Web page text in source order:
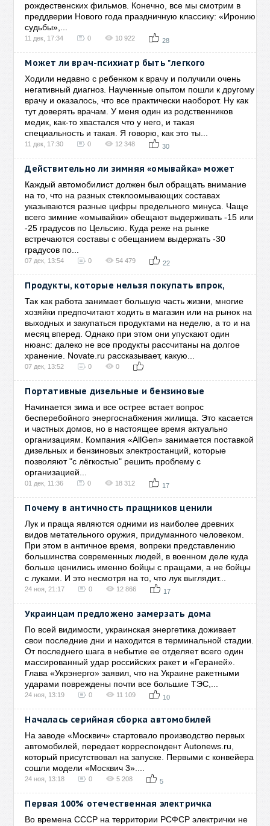
рождественских фильмов. Конечно, все мы смотрим в
преддверии Нового года праздничную классику: «Иронию
судьбы»,...
11 дек, 17:34 0 10 922 28
Может ли врач-психиатр быть "легкого
Ходили недавно с ребенком к врачу и получили очень
негативный диагноз. Наученные опытом пошли к другому
врачу и оказалось, что все практически наоборот. Ну как
тут доверять врачам. У меня один из родственников
медик, как-то хвастался что у него, и такая
специальность и такая. Я говорю, как это ты...
11 дек, 17:30 0 12 348 30
Действительно ли зимняя «омывайка» может
Каждый автомобилист должен был обращать внимание
на то, что на разных стеклоомывающих составах
указываются разные цифры предельного минуса. Чаще
всего зимние «омывайки» обещают выдерживать -15 или
-25 градусов по Цельсию. Куда реже на рынке
встречаются составы с обещанием выдержать -30
градусов по...
07 дек, 13:54 0 54 479 22
Продукты, которые нельзя покупать впрок,
Так как работа занимает большую часть жизни, многие
хозяйки предпочитают ходить в магазин или на рынок на
выходных и закупаться продуктами на неделю, а то и на
месяц вперед. Однако при этом они упускают один
нюанс: далеко не все продукты рассчитаны на долгое
хранение. Novate.ru рассказывает, какую...
07 дек, 13:52 0 0
Портативные дизельные и бензиновые
Начинается зима и все острее встает вопрос
бесперебойного энергоснабжения жилища. Это касается
и частных домов, но в настоящее время актуально
организациям. Компания «AllGen» занимается поставкой
дизельных и бензиновых электростанций, которые
позволяют "с лёгкостью" решить проблему с
организацией...
01 дек, 11:36 0 18 312 17
Почему в античность пращников ценили
Лук и праща являются одними из наиболее древних
видов метательного оружия, придуманного человеком.
При этом в античное время, вопреки представлению
большинства современных людей, в военном деле куда
больше ценились именно бойцы с пращами, а не бойцы
с луками. И это несмотря на то, что лук выглядит...
24 ноя, 21:17 0 12 866 17
Украинцам предложено замерзать дома
По всей видимости, украинская энергетика доживает
свои последние дни и находится в терминальной стадии.
От последнего шага в небытие ее отделяет всего один
массированный удар российских ракет и «Гераней».
Глава «Укрэнерго» заявил, что на Украине ракетными
ударами повреждены почти все большие ТЭС,...
24 ноя, 13:19 0 11 109 10
Началась серийная сборка автомобилей
На заводе «Москвич» стартовало производство первых
автомобилей, передает корреспондент Autonews.ru,
который присутствовал на запуске. Первыми с конвейера
сошли модели «Москвич 3»....
24 ноя, 13:18 0 5 208 5
Первая 100% отечественная электричка
Во времена СССР на территории РСФСР электрички не